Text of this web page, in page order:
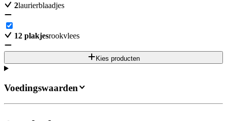
2laurierblaadjes
12 plakjesrookvlees
Kies producten
Voedingswaarden